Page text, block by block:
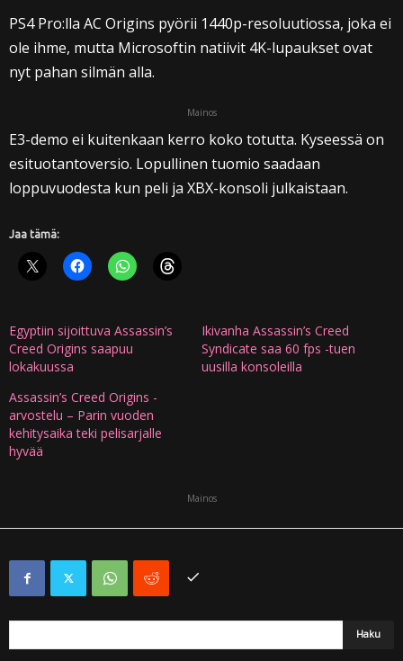
PS4 Pro:lla AC Origins pyörii 1440p-resoluutiossa, joka ei
ole ihme, mutta Microsoftin natiivit 4K-lupaukset ovat
nyt pahan silmän alla.
Mainos
E3-demo ei kuitenkaan kerro koko totutta. Kyseessä on
esituotantoversio. Lopullinen tuomio saadaan
loppuvuodesta kun peli ja XBX-konsoli julkaistaan.
Jaa tämä:
Egyptiin sijoittuva Assassin’s
Creed Origins saapuu
lokakuussa
Ikivanha Assassin’s Creed
Syndicate saa 60 fps -tuen
uusilla konsoleilla
Assassin’s Creed Origins -
arvostelu – Parin vuoden
kehitysaika teki pelisarjalle
hyvää
Mainos